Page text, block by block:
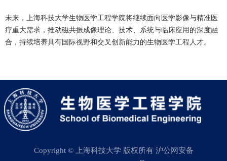
未来，上海科技大学生物医学工程学院将继续面向医学影像与精准医
疗重大需求，推动磁共振成像理论、技术、系统与临床应用的深度融
合，持续培养具有国际视野和交叉创新能力的生物医学工程人才。
Copyright © 上海科技大学 版权所有 沪公网安备